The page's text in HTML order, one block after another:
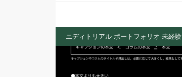
エディトリアル ポートフォリオ-未経験